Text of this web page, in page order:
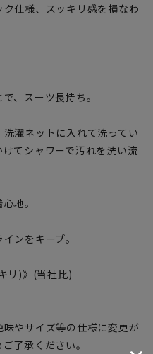
仕様、スッキリ感を損なわ
、スーツ長持ち。
濯ネットに入れて洗ってい
てシャワーで汚れを洗い流
地。
ンをキープ。
リ)》(当社比)
やサイズ等の仕様に変更が
了承ください。